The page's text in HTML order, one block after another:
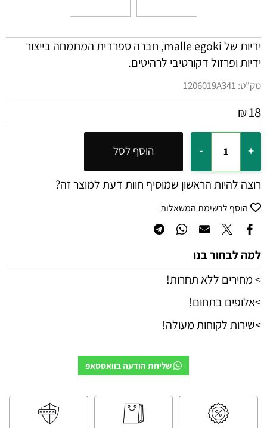
ידיות של malle egoki, חברה ספרדית המתמחה בייצור
ידיות ופרזול דקורטיבי לרהיטים.
מק"ט: 1206019A341
₪18
הוסף לסל
רוצה להיות הראשון שמוסיף חוות דעת למוצר זה?
הוסף לרשימת המשאלות
למה לבחור בנו
> מחירים ללא תחרות!
>אלופים בתחום!
>שירות לקוחות מעולה!
שליחת הודעה בוואטסאפ